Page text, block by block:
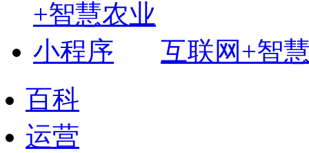
互联网+智
百科
运营